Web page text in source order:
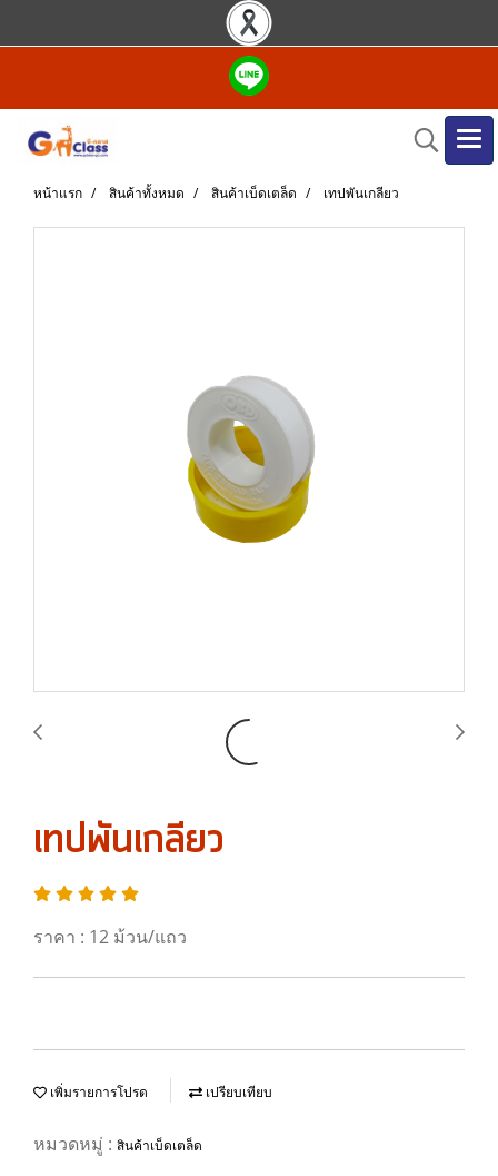
หน้าแรก สินค้าทั้งหมด สินค้าเบ็ดเตล็ด เทปพันเกลียว
เทปพันเกลียว
ราคา : 12 ม้วน/แถว
เพิ่มรายการโปรด เปรียบเทียบ
หมวดหมู่ : สินค้าเบ็ดเตล็ด